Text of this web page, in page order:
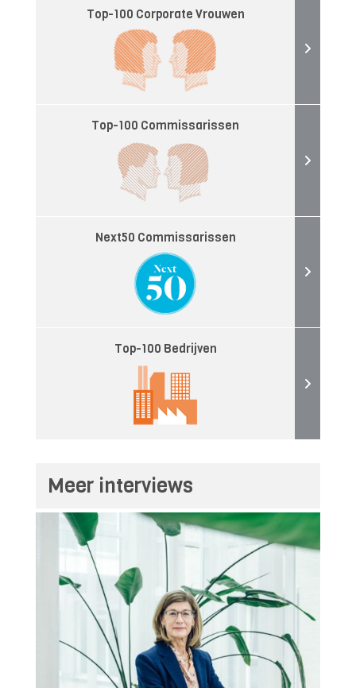
Top-100 Corporate Vrouwen
Top-100 Commissarissen
Next50 Commissarissen
Top-100 Bedrijven
Meer interviews